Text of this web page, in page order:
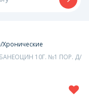
БАНЕОЦИН 10Г. №1 ПОР. Д/